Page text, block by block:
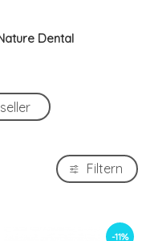
Dental
Breed-DuckFiltern
-11%